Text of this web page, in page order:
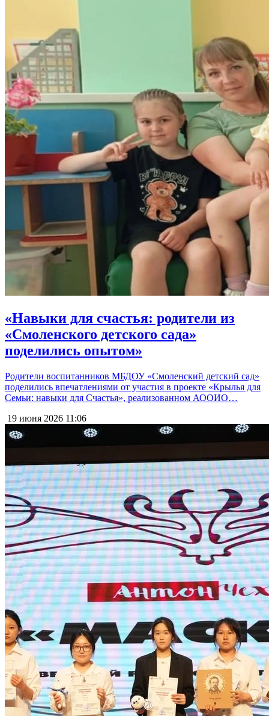
«Навыки для счастья: родители из
«Смоленского детского сада»
поделились опытом»
Родители воспитанников МБДОУ «Смоленский детский сад»
поделились впечатлениями от участия в проекте «Крылья для
Семьи: навыки для Счастья», реализованном АООИО…
19 июня 2026 11:06